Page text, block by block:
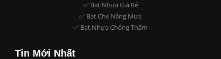
✅ Bat Nhựa Giá Rẻ
✅ Bạt Che Nắng Mưa
✅ Bạt Nhựa Chống Thấm
Tin Mới Nhất